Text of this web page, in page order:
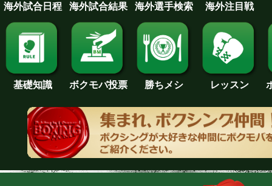
海外試合日程 海外試合結果 海外選手検索 海外注目戦
基礎知識 ボクモバ投票 勝ちメシ レッスン